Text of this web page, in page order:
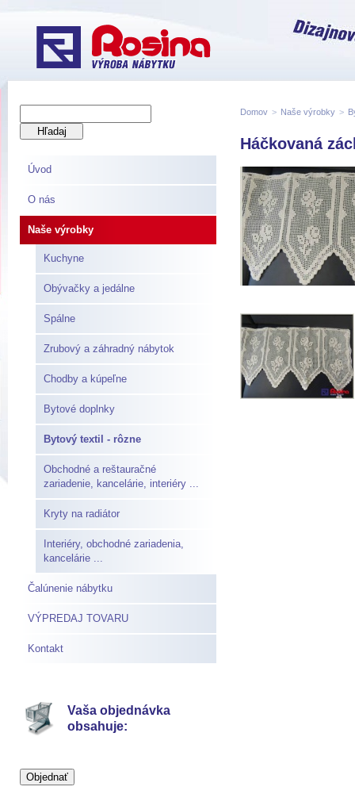
Úvod
O nás
Naše výrobky
Kuchyne
Obývačky a jedálne
Spálne
Zrubový a záhradný nábytok
Chodby a kúpeľne
Bytové doplnky
Bytový textil - rôzne
Obchodné a reštauračné
zariadenie, kancelárie, interiéry ...
Kryty na radiátor
Interiéry, obchodné zariadenia,
kancelárie ...
Čalúnenie nábytku
VÝPREDAJ TOVARU
Kontakt
Vaša objednávka
obsahuje:
Domov > Naše výrobky >
Háčkovaná